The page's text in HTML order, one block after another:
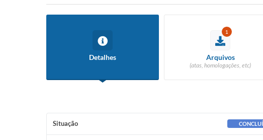
Detalhes
1
Arquivos
(atas, homologações, etc)
Situação